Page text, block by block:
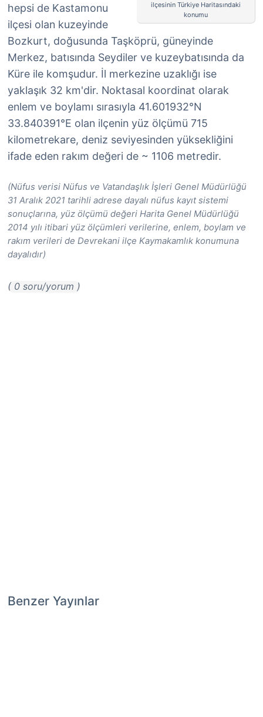
ilçesinin Türkiye Haritasındaki
konumu
hepsi de Kastamonu
ilçesi olan kuzeyinde
Bozkurt, doğusunda Taşköprü, güneyinde
Merkez, batısında Seydiler ve kuzeybatısında da
Küre ile komşudur. İl merkezine uzaklığı ise
yaklaşık 32 km'dir. Noktasal koordinat olarak
enlem ve boylamı sırasıyla 41.601932°N
33.840391°E olan ilçenin yüz ölçümü 715
kilometrekare, deniz seviyesinden yüksekliğini
ifade eden rakım değeri de ~ 1106 metredir.
(Nüfus verisi Nüfus ve Vatandaşlık İşleri Genel Müdürlüğü
31 Aralık 2021 tarihli adrese dayalı nüfus kayıt sistemi
sonuçlarına, yüz ölçümü değeri Harita Genel Müdürlüğü
2014 yılı itibari yüz ölçümleri verilerine, enlem, boylam ve
rakım verileri de Devrekani ilçe Kaymakamlık konumuna
dayalıdır)
( 0 soru/yorum )
Benzer Yayınlar